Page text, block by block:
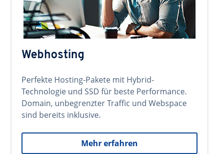
Webhosting
Perfekte Hosting-Pakete mit Hybrid-
Technologie und SSD für beste Performance.
Domain, unbegrenzter Traffic und Webspace
sind bereits inklusive.
Mehr erfahren